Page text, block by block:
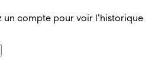
un compte pour voir l'historique